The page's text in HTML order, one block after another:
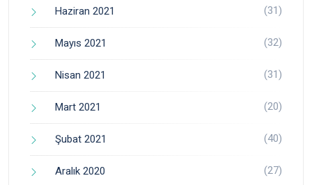
Haziran 2021 (31)
Mayıs 2021 (32)
Nisan 2021 (31)
Mart 2021 (20)
Şubat 2021 (40)
Aralık 2020 (27)